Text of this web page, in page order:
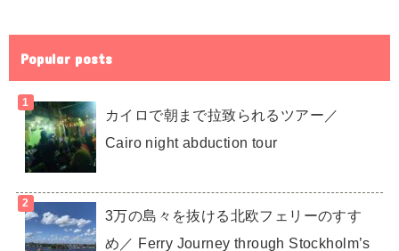
Popular posts
カイロで朝まで拉致られるツアー／
Cairo night abduction tour
3万の島々を抜ける北欧フェリーのすす
め／ Ferry Journey through Stockholm’s